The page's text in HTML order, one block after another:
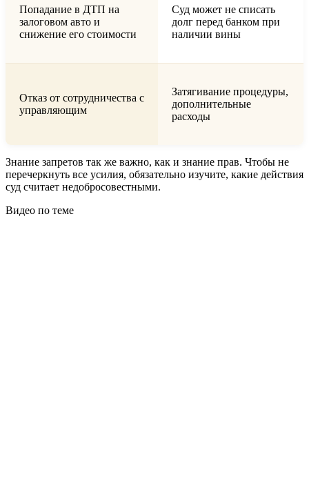
Попадание в ДТП на
залоговом авто и
снижение его стоимости
Суд может не списать
долг перед банком при
наличии вины
Отказ от сотрудничества с
управляющим
Затягивание процедуры,
дополнительные
расходы
Знание запретов так же важно, как и знание прав. Чтобы не
перечеркнуть все усилия, обязательно изучите, какие действия
суд считает недобросовестными.
Видео по теме